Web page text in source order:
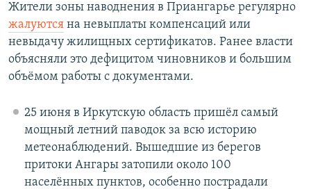
Жители зоны наводнения в Приангарье регулярно
жалуются на невыплаты компенсаций или
невыдачу жилищных сертификатов. Ранее власти
объясняли это дефицитом чиновников и большим
объёмом работы с документами.
25 июня в Иркутскую область пришёл самый
мощный летний паводок за всю историю
метеонаблюдений. Вышедшие из берегов
притоки Ангары затопили около 100
населённых пунктов, особенно пострадали